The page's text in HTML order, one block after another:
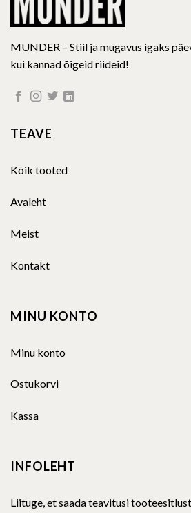
MUNDER – Stiil ja mugavus igaks
kui kannad õigeid riideid!
TEAVE
Kõik tooted
Avaleht
Meist
Kontakt
MINU KONTO
Minu konto
Ostukorvi
Kassa
INFOLEHT
Liituge, et saada teavitusi